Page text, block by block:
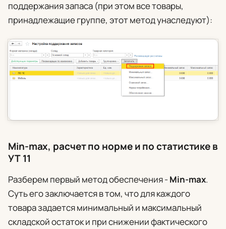
поддержания запаса (при этом все товары,
принадлежащие группе, этот метод унаследуют):
Min-max, расчет по норме и по статистике в
УТ 11
Разберем первый метод обеспечения -Min-max.
Суть его заключается в том, что для каждого
товара задается минимальный и максимальный
складской остаток и при снижении фактического